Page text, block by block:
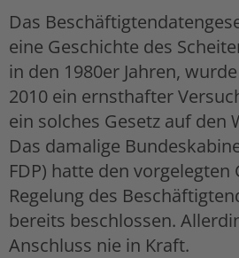
Das
eine Geschichte des
in den 1980er Jahren,
2010 ein ernsthafter
ein solches Gesetz auf den
Das damalige
FDP) hatte den
Regelung des
bereits beschlossen.
Anschluss nie in Kraft.